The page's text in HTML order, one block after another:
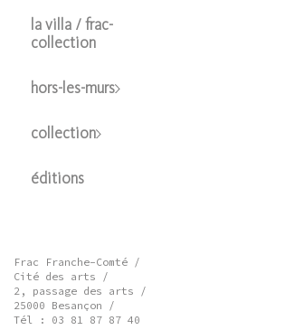
la villa / frac-
collection
hors-les-murs
collection
éditions
Frac Franche-Comté /
Cité des arts /
2, passage des arts /
25000 Besançon /
Tél : 03 81 87 87 40